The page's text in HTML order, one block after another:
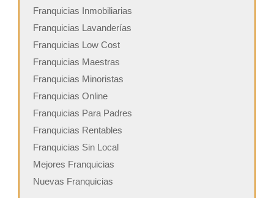
Franquicias Inmobiliarias
Franquicias Lavanderías
Franquicias Low Cost
Franquicias Maestras
Franquicias Minoristas
Franquicias Online
Franquicias Para Padres
Franquicias Rentables
Franquicias Sin Local
Mejores Franquicias
Nuevas Franquicias